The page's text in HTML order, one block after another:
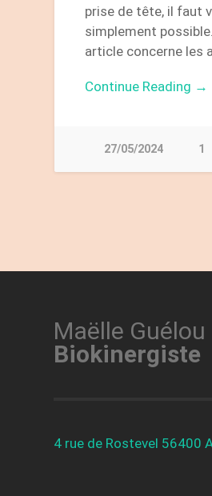
prise de tête, il faut
simplement
article concerne les
Continue Reading →
27/05/2024 1
Maëlle Guélou
Biokinergiste
4 rue de Rostevel 56400